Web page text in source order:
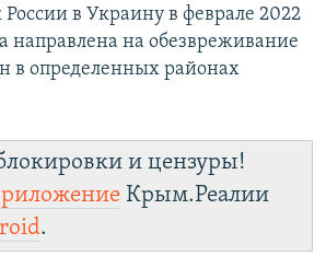
в Украину в феврале 2022
направлена на обезвреживание
определенных районах
и цензуры!
Крым.Реалии
.